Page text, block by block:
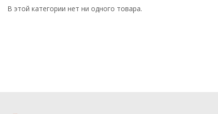
В этой категории нет ни одного товара.